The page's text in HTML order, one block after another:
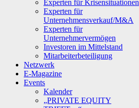
Experten für Krisensituationen
Experten für
Unternehmensverkauf/M&A
Experten für
Unternehmervermögen
Investoren im Mittelstand
Mitarbeiterbeteiligung
Netzwerk
E-Magazine
Events
Kalender
„PRIVATE EQUITY